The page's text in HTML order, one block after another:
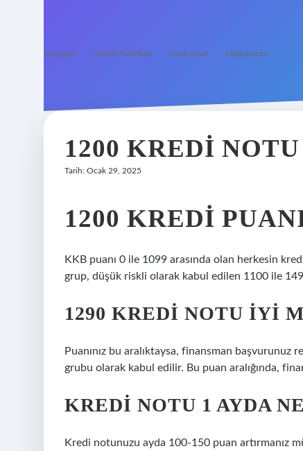
Anasayfa Gizlilik Politikası Yasal Uyarı Hakkımızda
1200 KREDI
Tarih: Ocak 29, 2025
1200 KREDI
KKB puanı 0 ile 1099 arasında olan herkesin
grup, düşük riskli olarak kabul edilen 1100 ile
1290 KREDI NOTU İYI
Puanınız bu aralıktaysa, finansman
grubu olarak kabul edilir. Bu puan aralığında,
KREDI NOTU 1 AYDA
Kredi notunuzu ayda 100-150 puan artırmanız